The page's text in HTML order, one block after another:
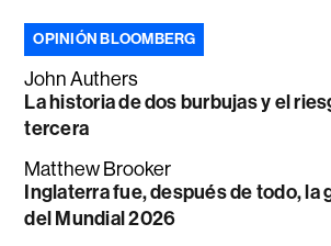
OPINIÓN BLOOMBERG
John Authers
La historia de dos burbujas y el
tercera
Matthew Brooker
Inglaterra fue, después de todo, la
del Mundial 2026